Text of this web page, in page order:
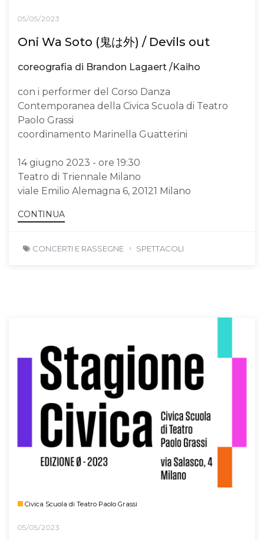
05/05/2023
Oni Wa Soto (鬼は外) / Devils out
coreografia di Brandon Lagaert /Kaiho
con i performer del Corso Danza
Contemporanea della Civica Scuola di Teatro
Paolo Grassi
coordinamento Marinella Guatterini
14 giugno 2023 - ore 19:30
Teatro di Triennale Milano
viale Emilio Alemagna 6, 20121 Milano
CONTINUA
CONCERTI E RASSEGNE SPETTACOLI
Civica Scuola di Teatro Paolo Grassi
05/05/2023